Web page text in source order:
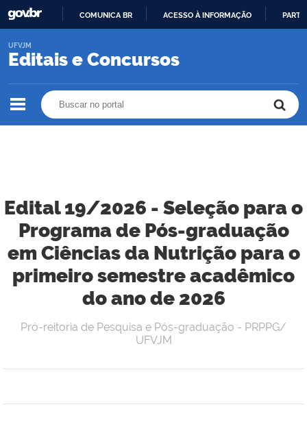
O
COMUNICA BR ACESSO À INFORMAÇÃO
Editais e Concursos
UFVJM
Edital 19/2026 - Seleção para o
Programa de Pós-graduação
em Ciências da Nutrição para o
primeiro semestre acadêmico
do ano de 2026
Pró-reitoria de Pesquisa e Pós-graduação - PRPPG/
UFVJM